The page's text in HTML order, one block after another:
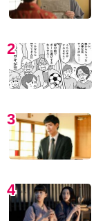
2
3
4